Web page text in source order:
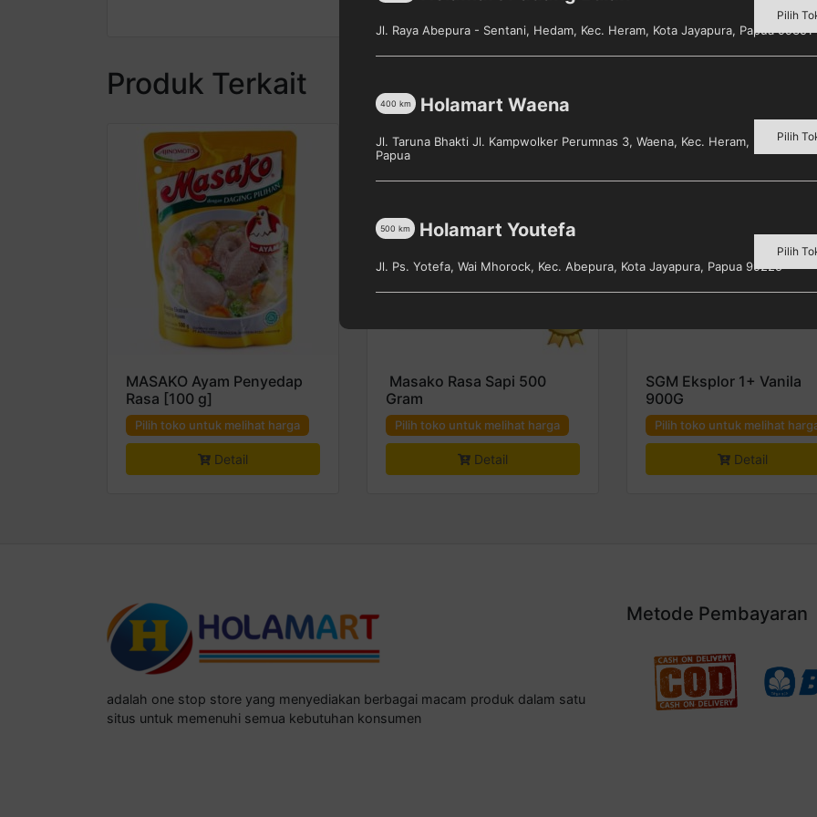
Produk Terkait
MASAKO Ayam Penyedap
Rasa [100 g]
Pilih toko untuk melihat harga
Detail
Masako Rasa Sapi 500
Gram
Pilih toko untuk melihat harga
Detail
SGM Eksplor 1+ Vanila
900G
Pilih toko untuk melihat
Detail
adalah one stop store yang menyediakan berbagai macam produk dalam satu
situs untuk memenuhi semua kebutuhan konsumen
Metode Pembayaran
Jl. Raya Abepura - Sentani, Hedam, Kec. Heram, Kota Jayapura, Papua 99351
Pilih
Holamart Waena
400 km
Jl. Taruna Bhakti Jl. Kampwolker Perumnas 3, Waena, Kec. Heram, Kota
Papua
Pilih
Holamart Youtefa
500 km
Jl. Ps. Yotefa, Wai Mhorock, Kec. Abepura, Kota Jayapura, Papua 99225
Pilih